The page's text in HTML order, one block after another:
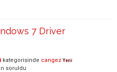
7 Driver
kategorisinde cangez Yeni
soruldu